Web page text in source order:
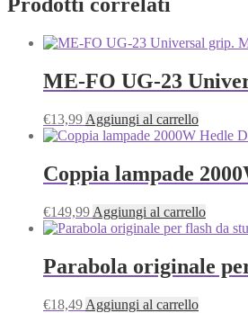
Prodotti correlati
ME-FO UG-23
€13,99 Aggiungi al carrello
Coppia lampade
€149,99 Aggiungi al carrello
Parabola originale
€18,49 Aggiungi al carrello